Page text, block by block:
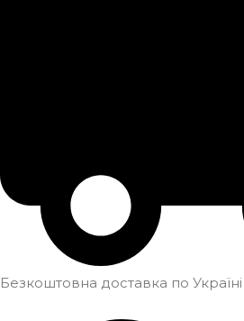
Безкоштовна доставка по